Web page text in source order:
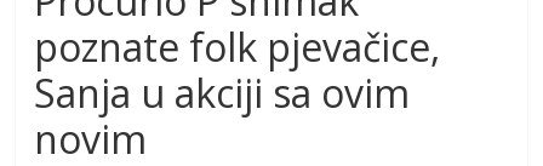
poznate folk pjevačice,
Sanja u akciji sa ovim
novim